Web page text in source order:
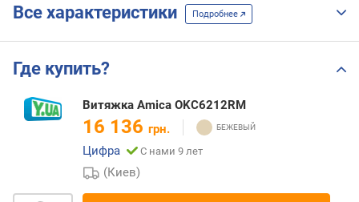
Все характеристики Подробнее
Где купить?
Витяжка Amica OKC6212RM
16 136 грн.
Цифра
С нами 9 лет
(Киев)